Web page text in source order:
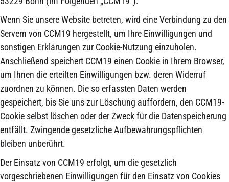
Wenn Sie unsere Website betreten, wird eine Verbindung zu den
Servern von CCM19 hergestellt, um Ihre Einwilligungen und
sonstigen Erklärungen zur Cookie-Nutzung einzuholen.
Anschließend speichert CCM19 einen Cookie in Ihrem Browser,
um Ihnen die erteilten Einwilligungen bzw. deren Widerruf
zuordnen zu können. Die so erfassten Daten werden
gespeichert, bis Sie uns zur Löschung auffordern, den CCM19-
Cookie selbst löschen oder der Zweck für die Datenspeicherung
entfällt. Zwingende gesetzliche Aufbewahrungspflichten
bleiben unberührt.
Der Einsatz von CCM19 erfolgt, um die gesetzlich
vorgeschriebenen Einwilligungen für den Einsatz von Cookies